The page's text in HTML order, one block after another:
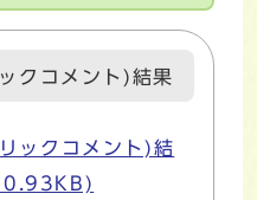
クコメント)結果
ックコメント)結